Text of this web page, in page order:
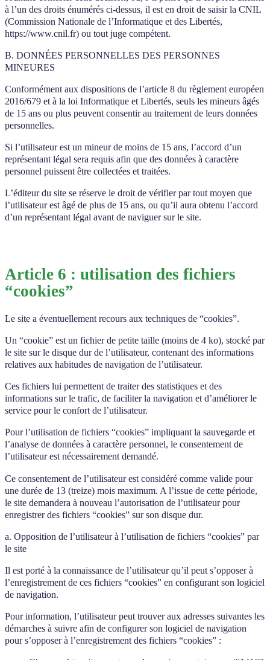
à l’un des droits énumérés ci-dessus, il est en droit de saisir la CNIL
(Commission Nationale de l’Informatique et des Libertés,
https://www.cnil.fr) ou tout juge compétent.
B. DONNÉES PERSONNELLES DES PERSONNES
MINEURES
Conformément aux dispositions de l’article 8 du règlement européen
2016/679 et à la loi Informatique et Libertés, seuls les mineurs âgés
de 15 ans ou plus peuvent consentir au traitement de leurs données
personnelles.
Si l’utilisateur est un mineur de moins de 15 ans, l’accord d’un
représentant légal sera requis afin que des données à caractère
personnel puissent être collectées et traitées.
L’éditeur du site se réserve le droit de vérifier par tout moyen que
l’utilisateur est âgé de plus de 15 ans, ou qu’il aura obtenu l’accord
d’un représentant légal avant de naviguer sur le site.
Article 6 : utilisation des fichiers
“cookies”
Le site a éventuellement recours aux techniques de “cookies”.
Un “cookie” est un fichier de petite taille (moins de 4 ko), stocké par
le site sur le disque dur de l’utilisateur, contenant des informations
relatives aux habitudes de navigation de l’utilisateur.
Ces fichiers lui permettent de traiter des statistiques et des
informations sur le trafic, de faciliter la navigation et d’améliorer le
service pour le confort de l’utilisateur.
Pour l’utilisation de fichiers “cookies” impliquant la sauvegarde et
l’analyse de données à caractère personnel, le consentement de
l’utilisateur est nécessairement demandé.
Ce consentement de l’utilisateur est considéré comme valide pour
une durée de 13 (treize) mois maximum. A l’issue de cette période,
le site demandera à nouveau l’autorisation de l’utilisateur pour
enregistrer des fichiers “cookies” sur son disque dur.
a. Opposition de l’utilisateur à l’utilisation de fichiers “cookies” par
le site
Il est porté à la connaissance de l’utilisateur qu’il peut s’opposer à
l’enregistrement de ces fichiers “cookies” en configurant son logiciel
de navigation.
Pour information, l’utilisateur peut trouver aux adresses suivantes les
démarches à suivre afin de configurer son logiciel de navigation
pour s’opposer à l’enregistrement des fichiers “cookies” :